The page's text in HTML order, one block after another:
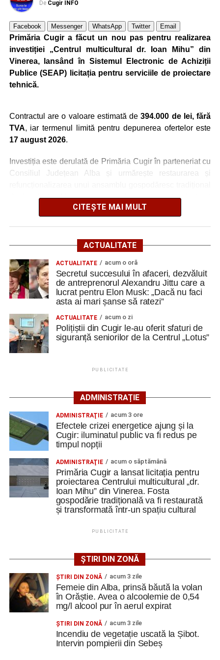
antreprenorul Alexandru Jittu care a lucrat pentru
ratezi”
Efectele crizei energetice ajung și la Cugir:
iluminatul public va fi redus pe timpul nopții
Facebook Messenger WhatsApp Twitter Email
De Cugir INFO
Facebook Messenger WhatsApp Twitter Email
Primăria Cugir a făcut un nou pas pentru realizarea
investiției „Centrul multicultural dr. Ioan Mihu” din
Vinerea, lansând în Sistemul Electronic de Achiziții
Publice (SEAP) licitația pentru serviciile de proiectare
tehnică.
Contractul are o valoare estimată de394.000 de lei, fără
TVA, iar termenul limită pentru depunerea ofertelor este
17 august 2026.
Investiția este derulată de Primăria Cugir în parteneriat cu
Consiliul Județean Alba și urmărește restaurarea și
din localitatea Vinerea, care va deveni un centru destinat
activităților culturale, educaționale și expoziționale.
readusă la viață
Ansamblul este situat pe strada Principală nr. 172 din
Vinerea, pe un teren de aproximativ 1.975 de metri pătrați,
aflat în proprietatea administrației locale.
Complexul este alcătuit din patru corpuri de clădire – fosta
magazie de fierărie, casa memorială, șura și șoprul-atelier
– care păstrează caracteristicile unei gospodării
tradiționale din zonă. Curtea include elemente autentice,
precum pavajul din piatră de râu și o fântână.
Clădirile au nevoie de lucrări
ample de consolidare
Potrivit documentației de licitație, expertizele tehnice au
identificat degradări importante ale construcțiilor. Printre
elementelor din lemn și a acoperișurilor, dar și prăbușirea
parțială a șurii.
De asemenea, instalațiile existente sunt depășite din
punct de vedere tehnic, fiind necesară refacerea
Specialiștii apreciază însă că ansamblul poate fi restaurat
stabilite în cadrul proiectului.
Spații pentru cultură, educație
și evenimente
Prin această investiție, autoritățile locale își propun să
CITEȘTE MAI MULT
ACTUALITATE
ACTUALITATE acum o oră
Secretul succesului în afaceri, dezvăluit
de antreprenorul Alexandru Jittu care a
lucrat pentru Elon Musk: „Dacă nu faci
asta ai mari șanse să ratezi”
ACTUALITATE acum o zi
Polițiștii din Cugir le-au oferit sfaturi de
siguranță seniorilor de la Centrul „Lotus”
PUBLICITATE
ADMINISTRAȚIE
ADMINISTRAŢIE acum 3 ore
Efectele crizei energetice ajung și la
Cugir: iluminatul public va fi redus pe
timpul nopții
ADMINISTRAŢIE acum o săptămână
Primăria Cugir a lansat licitația pentru
proiectarea Centrului multicultural „dr.
Ioan Mihu” din Vinerea. Fosta
gospodărie tradițională va fi restaurată
și transformată într-un spațiu cultural
PUBLICITATE
ȘTIRI DIN ZONĂ
ŞTIRI DIN ZONĂ acum 3 zile
Femeie din Alba, prinsă băută la volan
în Orăștie. Avea o alcoolemie de 0,54
mg/l alcool pur în aerul expirat
ŞTIRI DIN ZONĂ acum 3 zile
Incendiu de vegetație uscată la Șibot.
Intervin pompierii din Sebeș